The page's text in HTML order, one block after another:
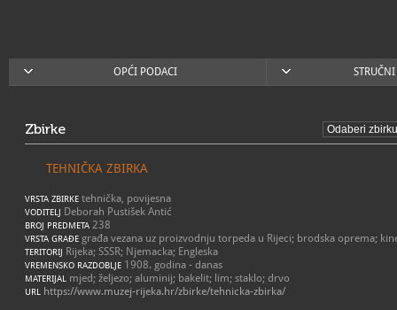
OPĆI PODACI
Zbirke
TEHNIČKA ZBIRKA
VRSTA ZBIRKE tehnička, povijesna
VODITELJ Deborah Pustišek Antić
BROJ PREDMETA 238
VRSTA GRAĐE građa vezana uz proizvodnju torpeda u Rijeci; brodska oprema;
TERITORIJ Rijeka; SSSR; Njemacka; Engleska
VREMENSKO RAZDOBLJE 1908. godina - danas
MATERIJAL mjed; željezo; aluminij; bakelit; lim; staklo; drvo
URL https://www.muzej-rijeka.hr/zbirke/tehnicka-zbirka/